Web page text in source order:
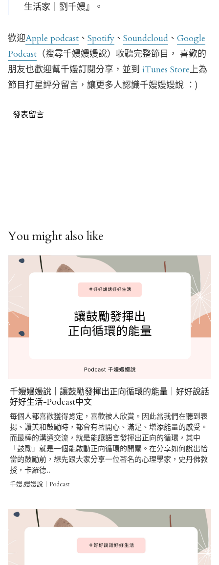
生活家｜劉千嫚』。
歡迎Apple podcast 、 Spotify 、 Soundcloud 、 Google
Podcast （搜尋千嫚嫚嫚說）收聽完整節目， 喜歡的
朋友也歡迎幫千嫚訂閱分享，並到 iTunes Store上為
節目打星評分留言，讓更多人認識千嫚嫚嫚說 ：)
發表留言
You might also like
千嫚嫚嫚說｜讓鼓勵發揮出正向循環的能量｜好好說話
好好生活-Podcast中文
每個人都喜歡獲得肯定，喜歡被人欣賞。因此當我們在聽到表
揚、讚美和鼓勵時，都會有著開心、滿足、增添能量的感受。
而最棒的溝通交流，就是能讓語言發揮出正向的循環，其中
「鼓勵」就是一個能啟動正向循環的開關。在分享如何說出恰
當的鼓勵前，想先跟大家分享一位著名的心理學家，史丹佛教
授，卡羅德..
千嫚,嫚嫚說｜Podcast